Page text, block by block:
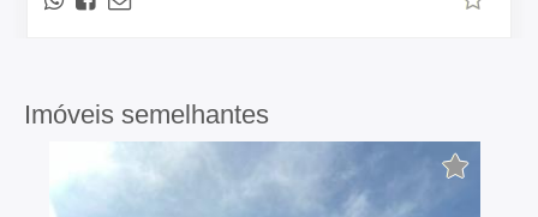
Imóveis semelhantes